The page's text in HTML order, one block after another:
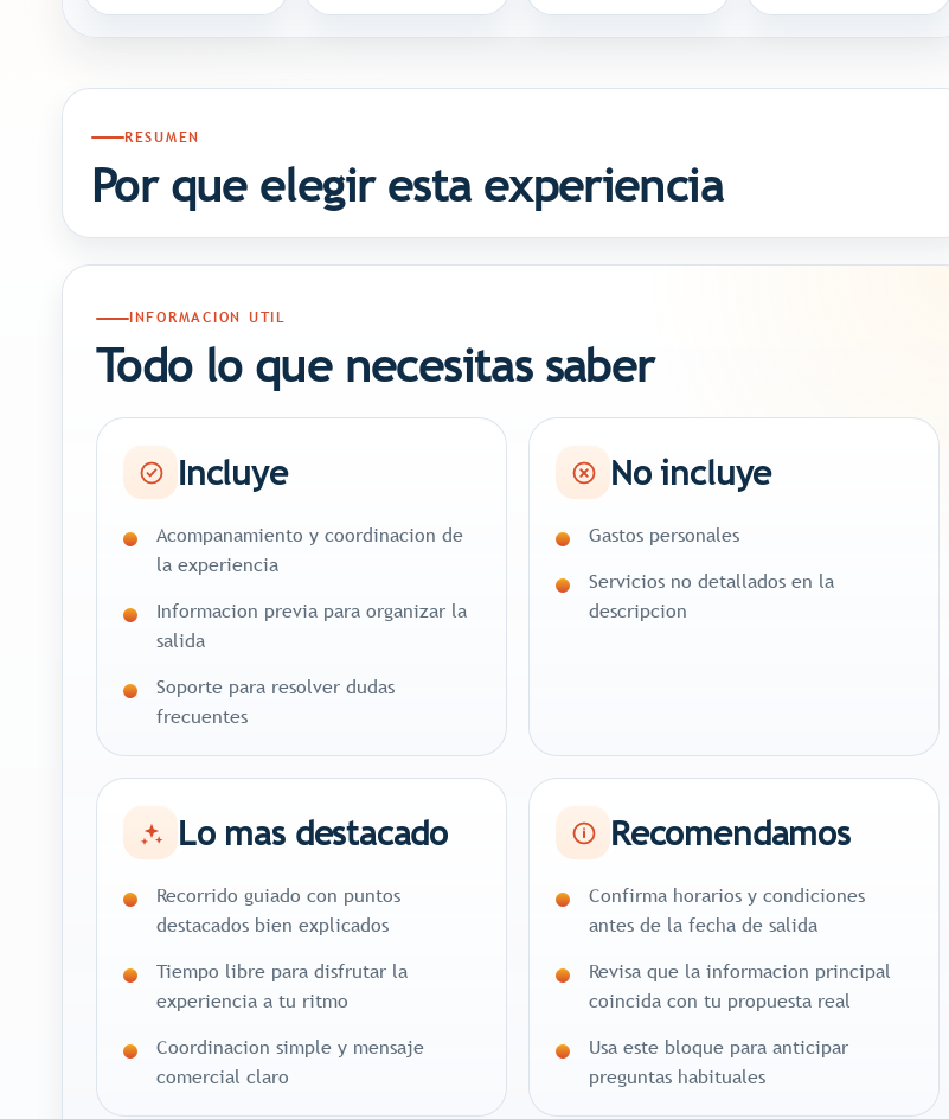
RESUMEN
Por que elegir esta experiencia
INFORMACION UTIL
Todo lo que necesitas saber
Incluye
Acompanamiento y coordinacion de
la experiencia
Informacion previa para organizar la
salida
Soporte para resolver dudas
frecuentes
No incluye
Gastos personales
Servicios no detallados en la
descripcion
Lo mas destacado
Recorrido guiado con puntos
destacados bien explicados
Tiempo libre para disfrutar la
experiencia a tu ritmo
Coordinacion simple y mensaje
comercial claro
Recomendamos
Confirma horarios y condiciones
antes de la fecha de salida
Revisa que la informacion principal
coincida con tu propuesta real
Usa este bloque para anticipar
preguntas habituales